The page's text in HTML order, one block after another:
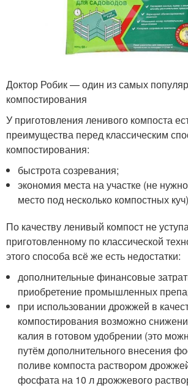
Доктор Робик — один из самых
компостирования
У приготовления ленивого компоста
преимущества перед классическим
компостирования:
быстрота созревания;
экономия места на участке (не
место под несколько компостных
По качеству ленивый компост не
приготовленному по классической
этого способа всё же есть недостатки:
дополнительные финансовые
приобретение промышленных
при использовании дрожжей в
компостирования возможно
калия в готовом удобрении (это
путём дополнительного внесения
поливе компоста раствором
фосфата на 10 л дрожжевого